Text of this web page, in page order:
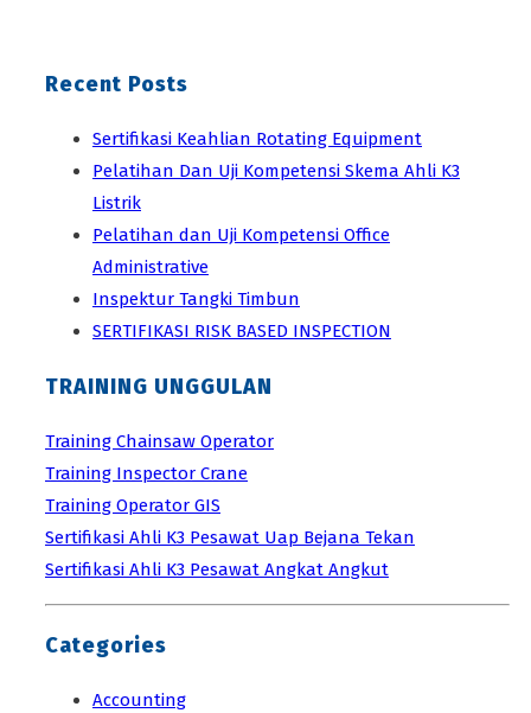
Recent Posts
Sertifikasi Keahlian Rotating Equipment
Pelatihan Dan Uji Kompetensi Skema Ahli K3
Listrik
Pelatihan dan Uji Kompetensi Office
Administrative
Inspektur Tangki Timbun
SERTIFIKASI RISK BASED INSPECTION
TRAINING UNGGULAN
Training Chainsaw Operator
Training Inspector Crane
Training Operator GIS
Sertifikasi Ahli K3 Pesawat Uap Bejana Tekan
Sertifikasi Ahli K3 Pesawat Angkat Angkut
Categories
Accounting